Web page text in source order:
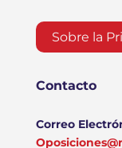
Sobre la
Contacto
Correo